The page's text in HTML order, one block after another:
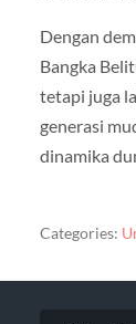
Dengan
Bangka
tetapi juga
generasi
dinamika
Categories: